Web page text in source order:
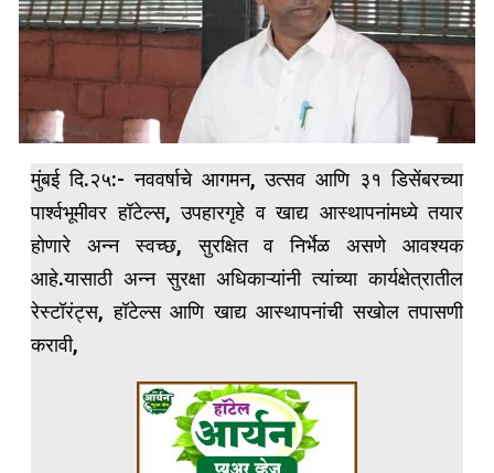
मुंबई दि.२५:- नववर्षाचे आगमन, उत्सव आणि ३१ डिसेंबरच्या
पार्श्वभूमीवर हॉटेल्स, उपहारगृहे व खाद्य आस्थापनांमध्ये तयार
होणारे अन्न स्वच्छ, सुरक्षित व निर्भेळ असणे आवश्यक
आहे.यासाठी अन्न सुरक्षा अधिकाऱ्यांनी त्यांच्या कार्यक्षेत्रातील
रेस्टॉरंट्स, हॉटेल्स आणि खाद्य आस्थापनांची सखोल तपासणी
करावी,